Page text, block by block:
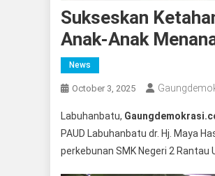
Sukseskan
Anak-Anak
News
October 3, 2025
Labuhanbatu,
PAUD Labuhanbatu dr. Hj. Maya
perkebunan SMK Negeri 2